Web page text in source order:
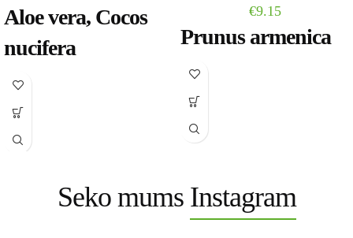
Aloe vera, Cocos
nucifera
€9.15
Prunus armenica
Seko mums Instagram